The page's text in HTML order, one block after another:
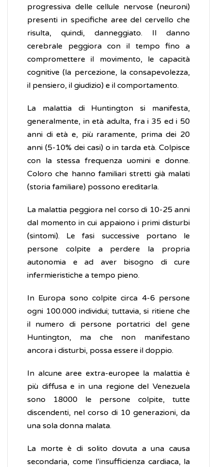
progressiva delle cellule nervose (neuroni)
presenti in specifiche aree del cervello che
risulta, quindi, danneggiato. Il danno
cerebrale peggiora con il tempo fino a
compromettere il movimento, le capacità
cognitive (la percezione, la consapevolezza,
il pensiero, il giudizio) e il comportamento.
La malattia di Huntington si manifesta,
generalmente, in età adulta, fra i 35 ed i 50
anni di età e, più raramente, prima dei 20
anni (5-10% dei casi) o in tarda età. Colpisce
con la stessa frequenza uomini e donne.
Coloro che hanno familiari stretti già malati
(storia familiare) possono ereditarla.
La malattia peggiora nel corso di 10-25 anni
dal momento in cui appaiono i primi disturbi
(sintomi). Le fasi successive portano le
persone colpite a perdere la propria
autonomia e ad aver bisogno di cure
infermieristiche a tempo pieno.
In Europa sono colpite circa 4-6 persone
ogni 100.000 individui; tuttavia, si ritiene che
il numero di persone portatrici del gene
Huntington, ma che non manifestano
ancora i disturbi, possa essere il doppio.
In alcune aree extra-europee la malattia è
più diffusa e in una regione del Venezuela
sono 18000 le persone colpite, tutte
discendenti, nel corso di 10 generazioni, da
una sola donna malata.
La morte è di solito dovuta a una causa
secondaria, come l’insufficienza cardiaca, la